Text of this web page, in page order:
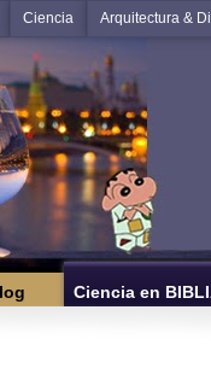
Ciencia Arquitectura &
Ciencia en